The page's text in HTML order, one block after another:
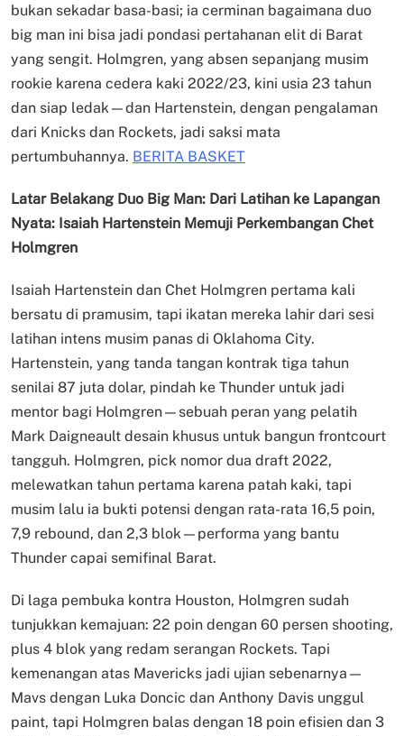
bukan sekadar basa-basi; ia cerminan bagaimana duo
big man ini bisa jadi pondasi pertahanan elit di Barat
yang sengit. Holmgren, yang absen sepanjang musim
rookie karena cedera kaki 2022/23, kini usia 23 tahun
dan siap ledak—dan Hartenstein, dengan pengalaman
dari Knicks dan Rockets, jadi saksi mata
pertumbuhannya. BERITA BASKET
Latar Belakang Duo Big Man: Dari Latihan ke Lapangan
Nyata: Isaiah Hartenstein Memuji Perkembangan Chet
Holmgren
Isaiah Hartenstein dan Chet Holmgren pertama kali
bersatu di pramusim, tapi ikatan mereka lahir dari sesi
latihan intens musim panas di Oklahoma City.
Hartenstein, yang tanda tangan kontrak tiga tahun
senilai 87 juta dolar, pindah ke Thunder untuk jadi
mentor bagi Holmgren—sebuah peran yang pelatih
Mark Daigneault desain khusus untuk bangun frontcourt
tangguh. Holmgren, pick nomor dua draft 2022,
melewatkan tahun pertama karena patah kaki, tapi
musim lalu ia bukti potensi dengan rata-rata 16,5 poin,
7,9 rebound, dan 2,3 blok—performa yang bantu
Thunder capai semifinal Barat.
Di laga pembuka kontra Houston, Holmgren sudah
tunjukkan kemajuan: 22 poin dengan 60 persen shooting,
plus 4 blok yang redam serangan Rockets. Tapi
kemenangan atas Mavericks jadi ujian sebenarnya—
Mavs dengan Luka Doncic dan Anthony Davis unggul
paint, tapi Holmgren balas dengan 18 poin efisien dan 3